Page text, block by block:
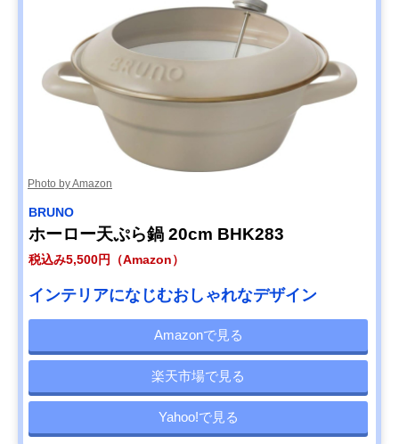
Photo by Amazon
BRUNO
ホーロー天ぷら鍋 20cm BHK283
税込み5,500円（Amazon）
インテリアになじむおしゃれなデザイン
Amazonで見る
楽天市場で見る
Yahoo!で見る